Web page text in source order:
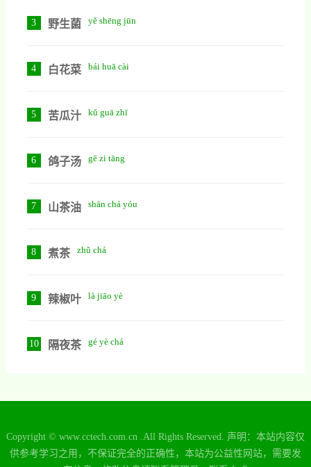
3 野生菌 yě shēng jūn
4 白花菜 bái huā cài
5 苦瓜汁 kǔ guā zhī
6 鸽子汤 gē zi tāng
7 山茶油 shān chá yóu
8 煮茶 zhǔ chá
9 辣椒叶 là jiāo yè
10 隔夜茶 gé yè chá
Copyright © www.cctech.com.cn .All Rights Reserved. 声明：本站内容仅
供参考学习之用，不保证完全的正确性，本站为公益性网站，需要发